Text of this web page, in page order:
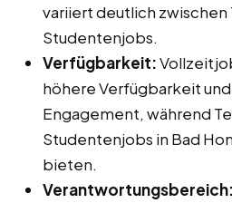
variiert deutlich zwischen
Studentenjobs.
Verfügbarkeit:
höhere Verfügbarkeit
Engagement, während
Studentenjobs in Bad
bieten.
Verantwortungsbereich: